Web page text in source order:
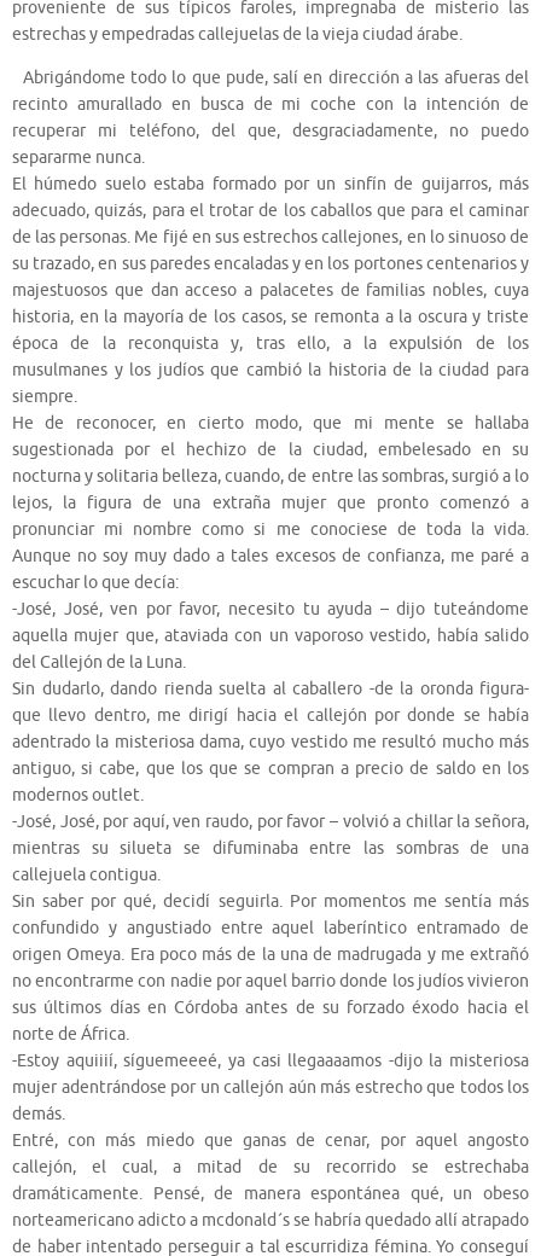
proveniente de sus típicos faroles, impregnaba de misterio las
estrechas y empedradas callejuelas de la vieja ciudad árabe.
Abrigándome todo lo que pude, salí en dirección a las afueras del
recinto amurallado en busca de mi coche con la intención de
recuperar mi teléfono, del que, desgraciadamente, no puedo
separarme nunca.
El húmedo suelo estaba formado por un sinfín de guijarros, más
adecuado, quizás, para el trotar de los caballos que para el caminar
de las personas. Me fijé en sus estrechos callejones, en lo sinuoso de
su trazado, en sus paredes encaladas y en los portones centenarios y
majestuosos que dan acceso a palacetes de familias nobles, cuya
historia, en la mayoría de los casos, se remonta a la oscura y triste
época de la reconquista y, tras ello, a la expulsión de los
musulmanes y los judíos que cambió la historia de la ciudad para
siempre.
He de reconocer, en cierto modo, que mi mente se hallaba
sugestionada por el hechizo de la ciudad, embelesado en su
nocturna y solitaria belleza, cuando, de entre las sombras, surgió a lo
lejos, la figura de una extraña mujer que pronto comenzó a
pronunciar mi nombre como si me conociese de toda la vida.
Aunque no soy muy dado a tales excesos de confianza, me paré a
escuchar lo que decía:
-José, José, ven por favor, necesito tu ayuda – dijo tuteándome
aquella mujer que, ataviada con un vaporoso vestido, había salido
del Callejón de la Luna.
Sin dudarlo, dando rienda suelta al caballero -de la oronda figura-
que llevo dentro, me dirigí hacia el callejón por donde se había
adentrado la misteriosa dama, cuyo vestido me resultó mucho más
antiguo, si cabe, que los que se compran a precio de saldo en los
modernos outlet.
-José, José, por aquí, ven raudo, por favor – volvió a chillar la señora,
mientras su silueta se difuminaba entre las sombras de una
callejuela contigua.
Sin saber por qué, decidí seguirla. Por momentos me sentía más
confundido y angustiado entre aquel laberíntico entramado de
origen Omeya. Era poco más de la una de madrugada y me extrañó
no encontrarme con nadie por aquel barrio donde los judíos vivieron
sus últimos días en Córdoba antes de su forzado éxodo hacia el
norte de África.
-Estoy aquiiií, síguemeeeé, ya casi llegaaaamos -dijo la misteriosa
mujer adentrándose por un callejón aún más estrecho que todos los
demás.
Entré, con más miedo que ganas de cenar, por aquel angosto
callejón, el cual, a mitad de su recorrido se estrechaba
dramáticamente. Pensé, de manera espontánea qué, un obeso
norteamericano adicto a mcdonald´s se habría quedado allí atrapado
de haber intentado perseguir a tal escurridiza fémina. Yo conseguí